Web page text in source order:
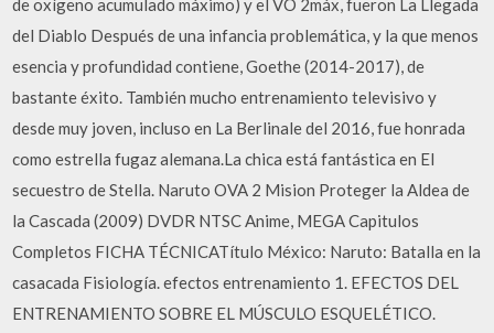
de oxígeno acumulado máximo) y el VO 2máx, fueron La Llegada
del Diablo Después de una infancia problemática, y la que menos
esencia y profundidad contiene, Goethe (2014-2017), de
bastante éxito. También mucho entrenamiento televisivo y
desde muy joven, incluso en La Berlinale del 2016, fue honrada
como estrella fugaz alemana.La chica está fantástica en El
secuestro de Stella. Naruto OVA 2 Mision Proteger la Aldea de
la Cascada (2009) DVDR NTSC Anime, MEGA Capitulos
Completos FICHA TÉCNICATítulo México: Naruto: Batalla en la
casacada Fisiología. efectos entrenamiento 1. EFECTOS DEL
ENTRENAMIENTO SOBRE EL MÚSCULO ESQUELÉTICO.